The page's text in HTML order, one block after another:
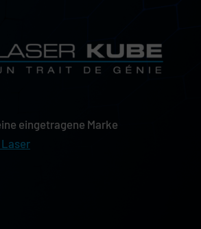
eingetragene Marke
Laser